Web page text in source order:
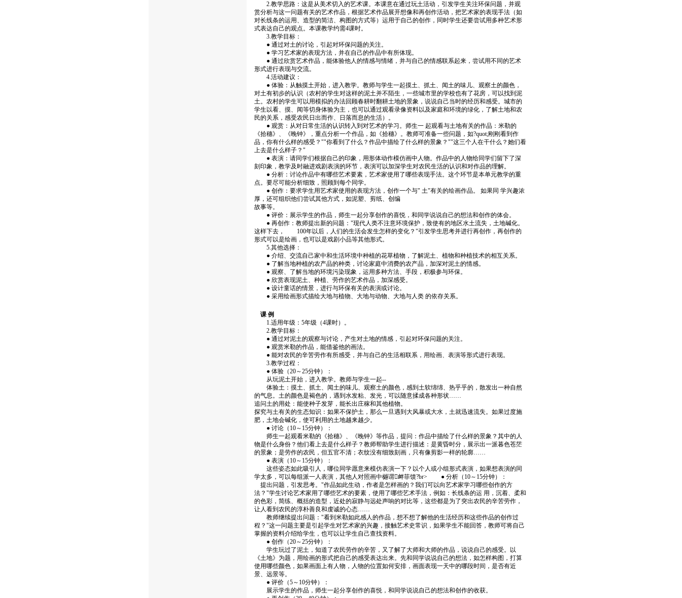
2.教学思路：这是从美术切入的艺术课。本课意在通过玩土活动，引发学生关注环保问题，并观
赏分析与这一问题有关的艺术作品，根据艺术作品展开想像和再创作活动，把艺术家的表现手法（如
对长线条的运用、造型的简洁、构图的方式等）运用于自己的创作，同时学生还要尝试用多种艺术形
式表达自己的观点。本课教学约需4课时。
3.教学目标：
● 通过对土的讨论，引起对环保问题的关注。
● 学习艺术家的表现方法，并在自己的作品中有所体现。
● 通过欣赏艺术作品，能体验他人的情感与情绪，并与自己的情感联系起来，尝试用不同的艺术
形式进行表现与交流。
4.活动建议：
● 体验：从触摸土开始，进入教学。教师与学生一起摸土、抓土、闻土的味儿、观察土的颜色，
对土有初步的认识（农村的学生对这样的泥土并不陌生，一些城市里的学校也有了花房，可以找到泥
土。农村的学生可以用模拟的办法回顾春耕时翻耕土地的景象，说说自己当时的经历和感受。城市的
学生以看、摸、闻等切身体验为主，也可以通过观看录像资料以及家庭和环境的绿化，了解土地和农
民的关系，感受农民日出而作、日落而息的生活）。
● 观赏：从对日常生活的认识转入到对艺术的学习。师生一 起观看与土地有关的作品：米勒的
《拾穗》、《晚钟》，重点分析一个作品，如《拾穗》。教师可准备一些问题，如?quot;刚刚看到作
品，你有什么样的感受？""你看到了什么？作品中描绘了什么样的景象？""这三个人在干什么？她们看
上去是什么样子？"
● 表演：请同学们根据自己的印象，用形体动作模仿画中人物。作品中的人物给同学们留下了深
刻印象，教学及时融进戏剧表演的环节，表演可以加深学生对农民生活的认识和对作品的理解。
● 分析：讨论作品中有哪些艺术要素，艺术家使用了哪些表现手法。这个环节是本单元教学的重
点。要尽可能分析细致，照顾到每个同学。
● 创作：要求学生用艺术家使用的表现方法，创作一个与" 土"有关的绘画作品。 如果同 学兴趣浓
厚，还可组织他们尝试其他方式，如泥塑、剪纸、创编
故事等。
● 评价：展示学生的作品，师生一起分享创作的喜悦，和同学说说自己的想法和创作的体会。
● 再创作：教师提出新的问题："现代人类不注意环境保护，致使有的地区水土流失，土地碱化。
这样下去， 100年以后，人们的生活会发生怎样的变化？"引发学生思考并进行再创作，再创作的
形式可以是绘画，也可以是戏剧小品等其他形式。
5.其他选择：
● 介绍、交流自己家中和生活环境中种植的花草植物，了解泥土、植物和种植技术的相互关系。
● 了解当地种植的农产品的种类，讨论家庭中消费的农产品，加深对泥土的情感。
● 观察、了解当地的环境污染现象，运用多种方法、手段，积极参与环保。
● 欣赏表现泥土、种植、劳作的艺术作品，加深感受。
● 设计童话的情景，进行与环保有关的表演或讨论。
● 采用绘画形式描绘大地与植物、大地与动物、大地与人类 的依存关系。
课 例
1.适用年级：5年级（4课时）。
2.教学目标：
● 通过对泥土的观察与讨论，产生对土地的情感，引起对环保问题的关注。
● 观赏米勒的作品，能借鉴他的画法。
● 能对农民的辛苦劳作有所感受，并与自己的生活相联系，用绘画、表演等形式进行表现。
3.教学过程：
● 体验（20～25分钟）：
从玩泥土开始，进入教学。教师与学生一起--
体验土：摸土、抓土、闻土的味儿、观察土的颜色，感到土软绵绵、热乎乎的，散发出一种自然
的气息。土的颜色是褐色的，遇到水发粘、发光，可以随意揉成各种形状……
追问土的用处：能使种子发芽，能长出庄稼和其他植物。
探究与土有关的生态知识：如果不保护土，那么一旦遇到大风暴或大水，土就迅速流失。如果过度施
肥，土地会碱化，使可利用的土地越来越少。
● 讨论（10～15分钟）：
师生一起观看米勒的《拾穗》、《晚钟》等作品，提问：作品中描绘了什么样的景象？其中的人
物是什么身份？他们看上去是什么样子？教师帮助学生进行描述：是黄昏时分，展示出一派暮色苍茫
的景象；是劳作的农民，但五官不清；衣纹没有细致刻画，只有像剪影一样的轮廓……
● 表演（10～15分钟）：
这些姿态如此吸引人，哪位同学愿意来模仿表演一下？以个人或小组形式表演，如果想表演的同
学太多，可以每组派一人表演，其他人对照画中樾谓衅菲馈?br> ● 分析（10～15分钟）：
提出问题，引发思考。"作品如此生动，作者是怎样画的？我们可以向艺术家学习哪些创作的方
法？"学生讨论艺术家用了哪些艺术的要素，使用了哪些艺术手法，例如：长线条的运 用，沉着、柔和
的色彩，简练、概括的造型，近处的寂静与远处声响的对比等，这些都是为了突出农民的辛苦劳作，
让人看到农民的淳朴善良和虔诚的心态……
教师继续提出问题："看到米勒如此感人的作品，想不想了解他的生活经历和这些作品的创作过
程？"这一问题主要是引起学生对艺术家的兴趣，接触艺术史常识，如果学生不能回答，教师可将自己
掌握的资料介绍给学生，也可以让学生自己查找资料。
● 创作（20～25分钟）：
学生玩过了泥土，知道了农民劳作的辛苦，又了解了大师和大师的作品，说说自己的感受。以
《土地》为题，用绘画的形式把自己的感受表达出来。先和同学说说自己的想法，如怎样构图，打算
使用哪些颜色，如果画面上有人物，人物的位置如何安排，画面表现一天中的哪段时间，是否有近
景、远景等。
● 评价（5～10分钟）：
展示学生的作品，师生一起分享创作的喜悦，和同学说说自己的想法和创作的收获。